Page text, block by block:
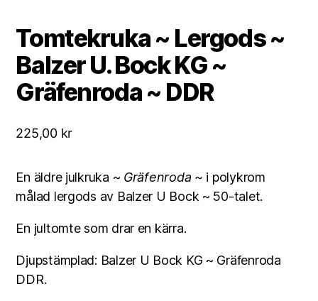
Tomtekruka ~ Lergods ~
Balzer U. Bock KG ~
Gräfenroda ~ DDR
225,00 kr
En äldre julkruka ~ Gräfenroda ~ i polykrom
målad lergods av Balzer U Bock ~ 50-talet.
En jultomte som drar en kärra.
Djupstämplad: Balzer U Bock KG ~ Gräfenroda
DDR.